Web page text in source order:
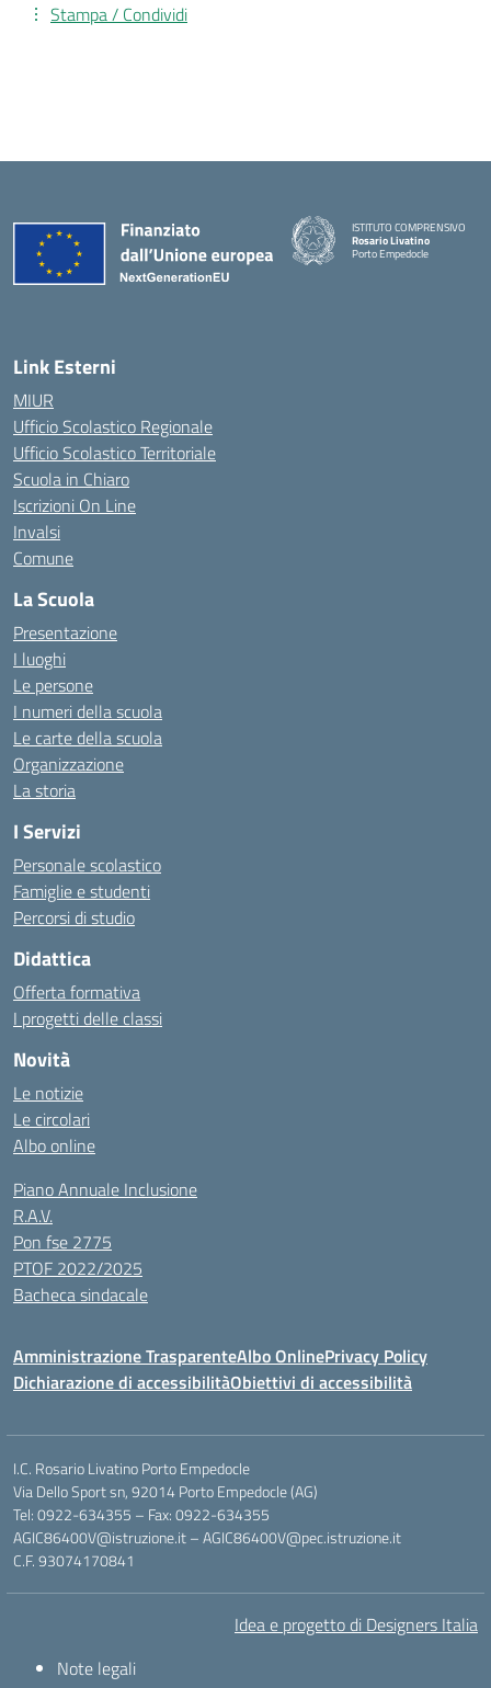
Stampa / Condividi
ISTITUTO COMPRENSIVO
Rosario Livatino
Porto Empedocle
Link Esterni
MIUR
Ufficio Scolastico Regionale
Ufficio Scolastico Territoriale
Scuola in Chiaro
Iscrizioni On Line
Invalsi
Comune
La Scuola
Presentazione
I luoghi
Le persone
I numeri della scuola
Le carte della scuola
Organizzazione
La storia
I Servizi
Personale scolastico
Famiglie e studenti
Percorsi di studio
Didattica
Offerta formativa
I progetti delle classi
Novità
Le notizie
Le circolari
Albo online
Piano Annuale Inclusione
R.A.V.
Pon fse 2775
PTOF 2022/2025
Bacheca sindacale
Amministrazione TrasparenteAlbo OnlinePrivacy Policy
Dichiarazione di accessibilitàObiettivi di accessibilità
I.C. Rosario Livatino Porto Empedocle
Via Dello Sport sn, 92014 Porto Empedocle (AG)
Tel: 0922-634355 – Fax: 0922-634355
AGIC86400V@istruzione.it–AGIC86400V@pec.istruzione.it
C.F. 93074170841
Idea e progetto di Designers Italia
Note legali